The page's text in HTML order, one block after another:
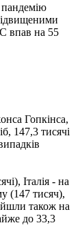
пандемію
впав на 55
Гопкінса,
147,3 тисячі
Італія - ​​на
(147 тисяч),
також на
до 33,3